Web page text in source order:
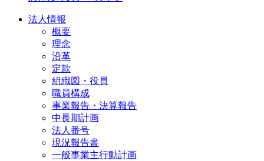
法人情報
概要
理念
沿革
定款
組織図・役員
職員構成
事業報告・決算報告
中長期計画
法人番号
現況報告書
一般事業主行動計画